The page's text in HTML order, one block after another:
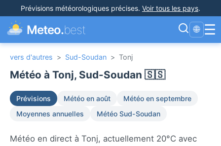
Prévisions météorologiques précises. Voir tous les pays.
Meteo.best 🌐 ☰
vers d'autres > Sud-Soudan > Tonj
Météo à Tonj, Sud-Soudan 🇸🇸
Prévisions Météo en août
Météo en septembre
Moyennes annuelles
Météo Sud-Soudan
Météo en direct à Tonj, actuellement 20°C avec